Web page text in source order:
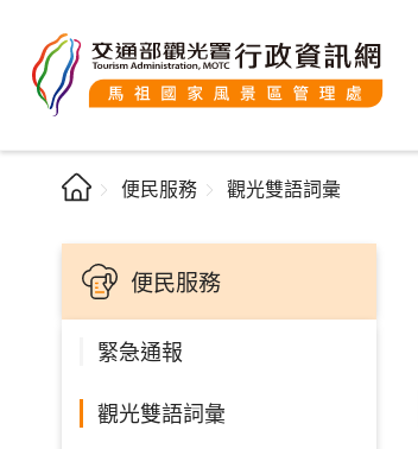
便民服務 觀光雙語詞彙
便民服務
緊急通報
觀光雙語詞彙